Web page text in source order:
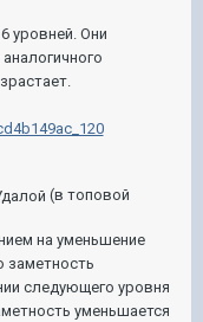
уровней. Они
(в топовой
на уменьшение
заметность
следующего уровня
уменьшается